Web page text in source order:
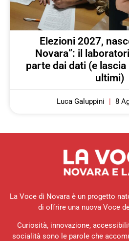
Elezioni 2027,
Novara”: il
parte dai dati (e
ultimi)
Luca Galuppini 8
La Voce di Novara è un progetto
di offrire una nuova Voce
Curiosità, innovazione,
socialità sono le parole che